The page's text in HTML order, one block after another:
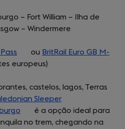
– Fort William – Ilha de
– Windermere
(opens
in
new
tab)
ou BritRail Euro GB M-
europeus)
castelos, lagos, Terras
Sleeper
in
a
(opens
in
é a opção ideal para
no trem, chegando na